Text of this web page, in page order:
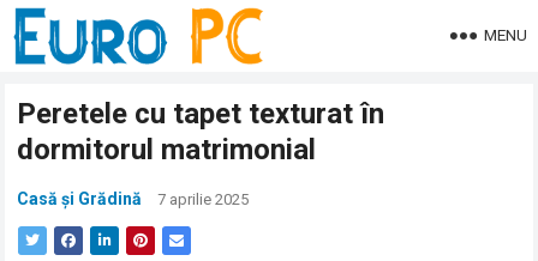
MENU
Peretele cu tapet texturat în
dormitorul matrimonial
Casă și Grădină 7 aprilie 2025